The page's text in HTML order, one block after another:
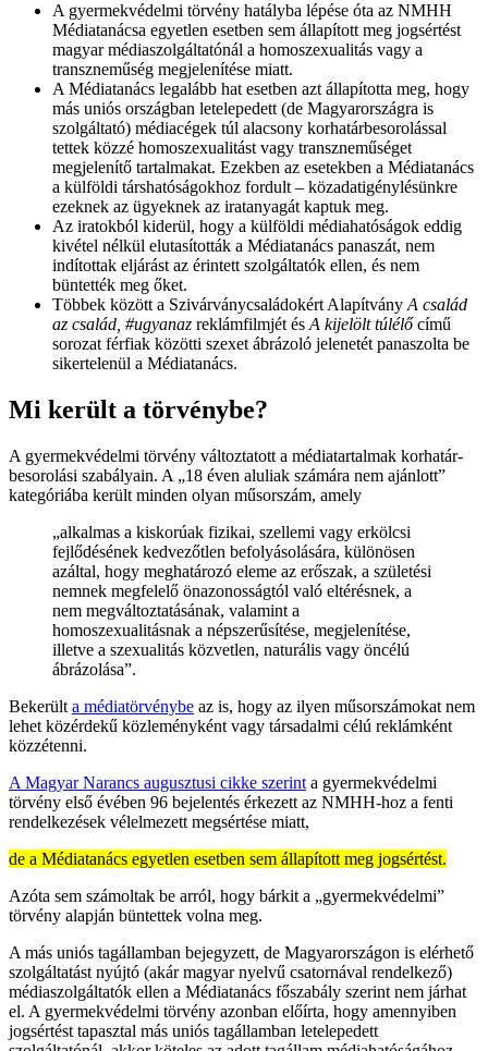
A gyermekvédelmi törvény hatályba lépése óta az NMHH
Médiatanácsa egyetlen esetben sem állapított meg jogsértést
magyar médiaszolgáltatónál a homoszexualitás vagy a
transzneműség megjelenítése miatt.
A Médiatanács legalább hat esetben azt állapította meg, hogy
más uniós országban letelepedett (de Magyarországra is
szolgáltató) médiacégek túl alacsony korhatárbesorolással
tettek közzé homoszexualitást vagy transzneműséget
megjelenítő tartalmakat. Ezekben az esetekben a Médiatanács
a külföldi társhatóságokhoz fordult – közadatigénylésünkre
ezeknek az ügyeknek az iratanyagát kaptuk meg.
Az iratokból kiderül, hogy a külföldi médiahatóságok eddig
kivétel nélkül elutasították a Médiatanács panaszát, nem
indítottak eljárást az érintett szolgáltatók ellen, és nem
büntették meg őket.
Többek között a Szivárványcsaládokért Alapítvány A család
az család, #ugyanaz reklámfilmjét és A kijelölt túlélőcímű
sorozat férfiak közötti szexet ábrázoló jelenetét panaszolta be
sikertelenül a Médiatanács.
Mi került a törvénybe?
A gyermekvédelmi törvény változtatott a médiatartalmak korhatár-
besorolási szabályain. A „18 éven aluliak számára nem ajánlott”
kategóriába került minden olyan műsorszám, amely
„alkalmas a kiskorúak fizikai, szellemi vagy erkölcsi
fejlődésének kedvezőtlen befolyásolására, különösen
azáltal, hogy meghatározó eleme az erőszak, a születési
nemnek megfelelő önazonosságtól való eltérésnek, a
nem megváltoztatásának, valamint a
homoszexualitásnak a népszerűsítése, megjelenítése,
illetve a szexualitás közvetlen, naturális vagy öncélú
ábrázolása”.
Bekerült a médiatörvénybe az is, hogy az ilyen műsorszámokat nem
lehet közérdekű közleményként vagy társadalmi célú reklámként
közzétenni.
A Magyar Narancs augusztusi cikke szerint a gyermekvédelmi
törvény első évében 96 bejelentés érkezett az NMHH-hoz a fenti
rendelkezések vélelmezett megsértése miatt,
de a Médiatanács egyetlen esetben sem állapított meg jogsértést.
Azóta sem számoltak be arról, hogy bárkit a „gyermekvédelmi”
törvény alapján büntettek volna meg.
A más uniós tagállamban bejegyzett, de Magyarországon is elérhető
szolgáltatást nyújtó (akár magyar nyelvű csatornával rendelkező)
médiaszolgáltatók ellen a Médiatanács főszabály szerint nem járhat
el. A gyermekvédelmi törvény azonban előírta, hogy amennyiben
jogsértést tapasztal más uniós tagállamban letelepedett